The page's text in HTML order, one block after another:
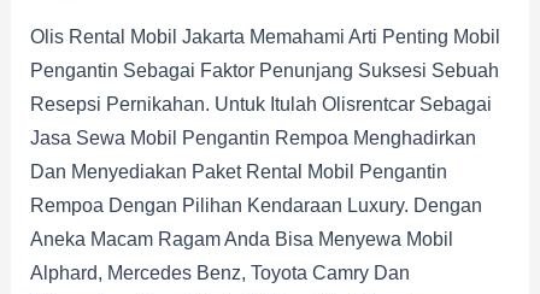
Olis Rental Mobil Jakarta Memahami Arti Penting Mobil
Pengantin Sebagai Faktor Penunjang Suksesi Sebuah
Resepsi Pernikahan. Untuk Itulah Olisrentcar Sebagai
Jasa Sewa Mobil Pengantin Rempoa Menghadirkan
Dan Menyediakan Paket Rental Mobil Pengantin
Rempoa Dengan Pilihan Kendaraan Luxury. Dengan
Aneka Macam Ragam Anda Bisa Menyewa Mobil
Alphard, Mercedes Benz, Toyota Camry Dan